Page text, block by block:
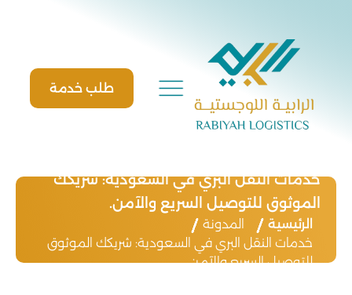
content
طلب خدمة
خدمات النقل البري في السعودية: شريكك
الموثوق للتوصيل السريع والآمن.
الرئيسية
المدونة
خدمات النقل البري في السعودية: شريكك الموثوق
للتوصيل السريع والآمن.